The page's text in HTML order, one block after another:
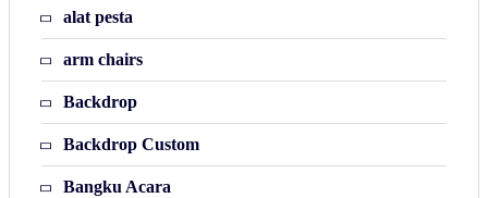
alat pesta
arm chairs
Backdrop
Backdrop Custom
Bangku Acara